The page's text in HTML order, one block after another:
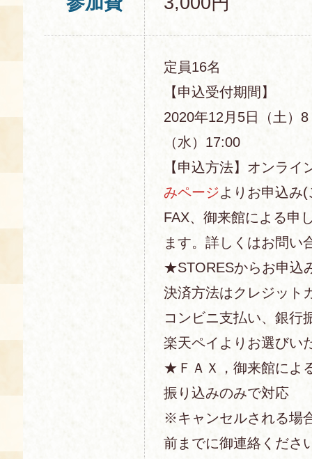
定員16名
【申込受付期間】
2020年12月5日（土）
（水）17:00
【申込方法】オンライ
みページよりお申込み
FAX、御来館による申
ます。詳しくはお問い
★STORESからお申込
決済方法はクレジット
コンビニ支払い、銀行
楽天ペイよりお選びい
★ＦＡＸ，御来館によ
振り込みのみで対応
※キャンセルされる場
前までに御連絡くださ